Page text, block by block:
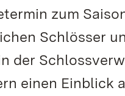
zum
Schlösser
der
einen Einblick